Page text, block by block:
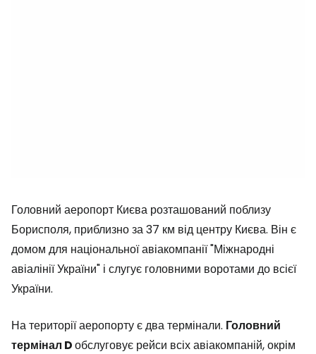
Головний аеропорт Києва розташований поблизу
Борисполя, приблизно за 37 км від центру Києва. Він є
домом для національної авіакомпанії "Міжнародні
авіалінії України" і слугує головними воротами до всієї
України.
На території аеропорту є два термінали. Головний
термінал Dобслуговує рейси всіх авіакомпаній, окрім